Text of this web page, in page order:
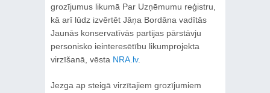
grozījumus likumā Par Uzņēmumu reģistru,
kā arī lūdz izvērtēt Jāņa Bordāna vadītās
Jaunās konservatīvās partijas pārstāvju
personisko ieinteresētību likumprojekta
virzīšanā, vēsta NRA.lv.
Jezga ap steigā virzītajiem grozījumiem